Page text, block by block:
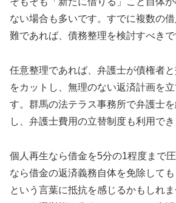
ない場合も多いです。すでに複数の
難であれば、債務整理を検討すべきで
任意整理であれば、弁護士が債権者
をカットし、無理のない返済計画を
す。群馬の法テラス事務所で弁護士
し、弁護士費用の立替制度も利用でき
個人再生なら借金を5分の1程度まで
なら借金の返済義務自体を免除しても
という言葉に抵抗を感じるかもしれ